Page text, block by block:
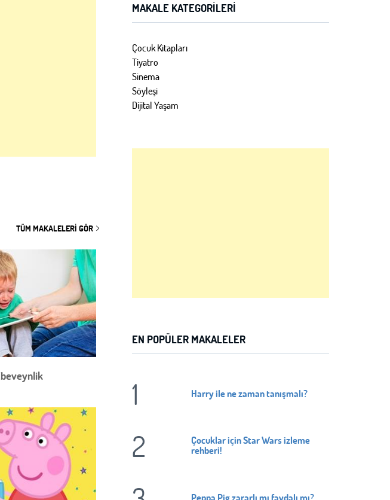
Paddington ile 3. randevu
Pamuk Prenses 21 Mart'ta!
TÜM MAKALELERI GÖR
MAKALE KATEGORILERI
Çocuk Kitapları
Tiyatro
Sinema
Söyleşi
Dijital Yaşam
EN POPÜLER MAKALELER
1 Harry ile ne zaman tanışmalı?
2
Çocuklar için Star Wars izleme
rehberi!
Peppa Pig zararlı mı faydalı mı?